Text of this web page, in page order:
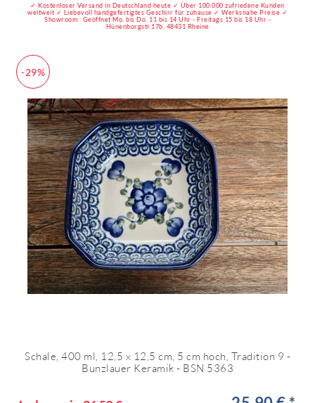
✓ Kostenloser Versand in Deutschland heute ✓ Über 100.000 zufriedene Kunden
weltweit ✓ Liebevoll handgefertigtes Geschirr für zuhause ✓ Werksnahe Preise ✓
Showroom : Geöffnet Mo. bis Do. 11 bis 14 Uhr - Freitags 15 bis 18 Uhr -
Hünenborgstr.17b, 48431 Rheine
-29%
Schale, 400 ml, 12,5 x 12,5 cm, 5 cm hoch, Tradition 9 -
Bunzlauer Keramik - BSN 5363